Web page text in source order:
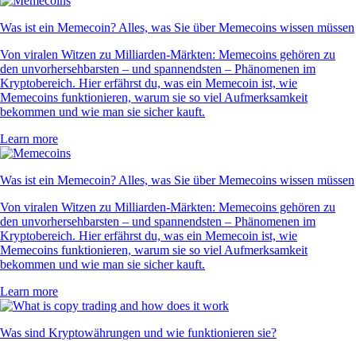
Was ist ein Memecoin? Alles, was Sie über Memecoins wissen müssen
Von viralen Witzen zu Milliarden-Märkten: Memecoins gehören zu
den unvorhersehbarsten – und spannendsten – Phänomenen im
Kryptobereich. Hier erfährst du, was ein Memecoin ist, wie
Memecoins funktionieren, warum sie so viel Aufmerksamkeit
bekommen und wie man sie sicher kauft.
Learn more
Was ist ein Memecoin? Alles, was Sie über Memecoins wissen müssen
Von viralen Witzen zu Milliarden-Märkten: Memecoins gehören zu
den unvorhersehbarsten – und spannendsten – Phänomenen im
Kryptobereich. Hier erfährst du, was ein Memecoin ist, wie
Memecoins funktionieren, warum sie so viel Aufmerksamkeit
bekommen und wie man sie sicher kauft.
Learn more
Was sind Kryptowährungen und wie funktionieren sie?